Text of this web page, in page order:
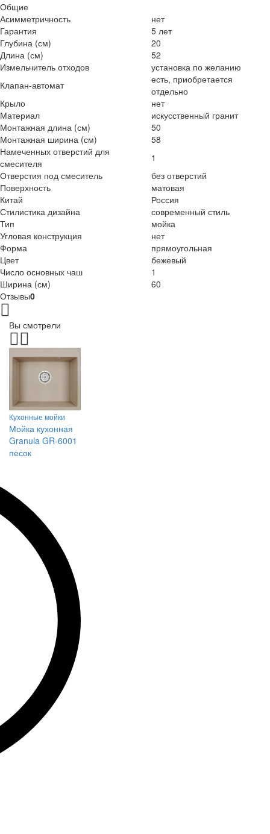
Общие
Асимметричность
нет
Гарантия
5 лет
Глубина (см)
20
Длина (см)
52
Измельчитель отходов
установка по желанию
Клапан-автомат
есть, приобретается
отдельно
Крыло
нет
Материал
искусственный гранит
Монтажная длина (см)
50
Монтажная ширина (см)
58
Намеченных отверстий для
смесителя
1
Отверстия под смеситель
без отверстий
Поверхность
матовая
Китай
Россия
Стилистика дизайна
современный стиль
Тип
мойка
Угловая конструкция
нет
Форма
прямоугольная
Цвет
бежевый
Число основных чаш
1
Ширина (см)
60
Отзывы0
Вы смотрели
Кухонные мойки
Мойка кухонная
Granula GR-6001
песок